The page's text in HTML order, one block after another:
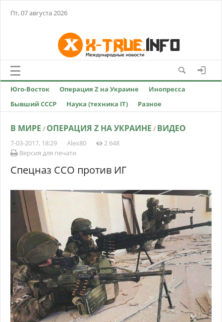
Пт, 07 августа 2026
Юго-Восток Операция Z на Украине
Инопресса
Бывший СССР
Наука (техника IT) Разное
В МИРЕ / ОПЕРАЦИЯ Z НА УКРАИНЕ / ВИДЕО
7-03-2017, 18:29 Alex80
2 648
Версия для печати
Спецназ ССО против ИГ